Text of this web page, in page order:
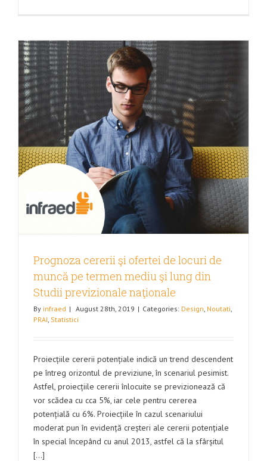
Prognoza cererii şi ofertei de locuri de
muncă pe termen mediu şi lung din
Studii previzionale naţionale
By infraed | August 28th, 2019 | Categories: Design Noutati
PRAI Statistici
Proiecțiile cererii potențiale indică un trend descendent
pe întreg orizontul de previziune, în scenariul pesimist.
Astfel, proiecțiile cererii înlocuite se previzionează că
vor scădea cu cca 5%, iar cele pentru cererea
potențială cu 6%. Proiecțiile în cazul scenariului
moderat pun în evidență creșteri ale cererii potențiale
în special începând cu anul 2013, astfel că la sfârșitul
[...]